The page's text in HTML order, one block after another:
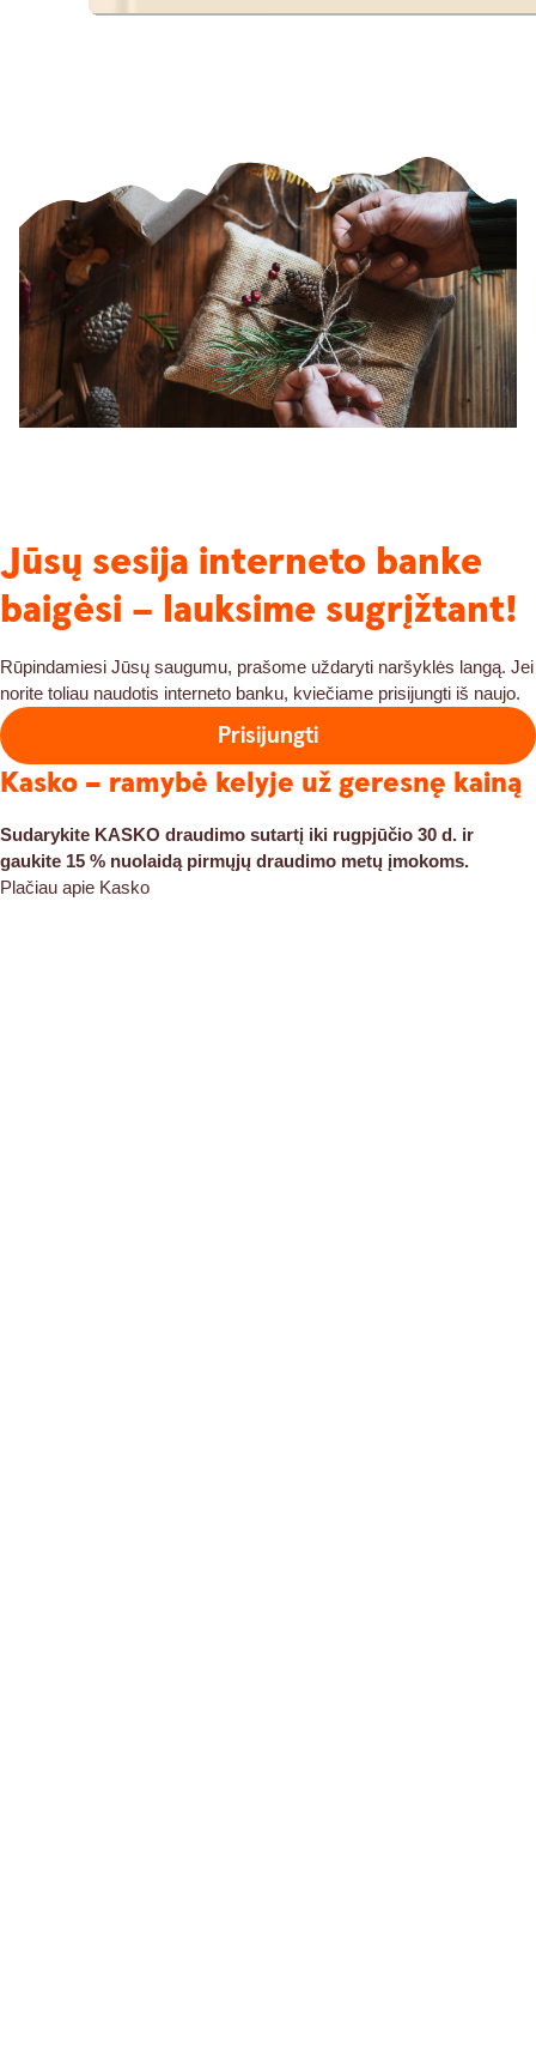
Jūsų sesija interneto banke
baigėsi – lauksime sugrįžtant!
Rūpindamiesi Jūsų saugumu, prašome uždaryti naršyklės langą. Jei
norite toliau naudotis interneto banku, kviečiame prisijungti iš naujo.
Prisijungti
Kasko – ramybė kelyje už geresnę kainą
Sudarykite KASKO draudimo sutartį iki rugpjūčio 30 d. ir
gaukite 15 % nuolaidą pirmųjų draudimo metų įmokoms.
Plačiau apie Kasko